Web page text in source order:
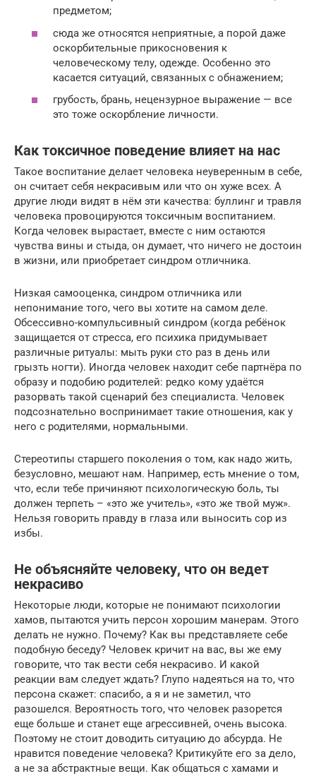
предметом;
сюда же относятся неприятные, а порой даже
оскорбительные прикосновения к
человеческому телу, одежде. Особенно это
касается ситуаций, связанных с обнажением;
грубость, брань, нецензурное выражение — все
это тоже оскорбление личности.
Как токсичное поведение влияет на нас
Такое воспитание делает человека неуверенным в себе,
он считает себя некрасивым или что он хуже всех. А
другие люди видят в нём эти качества: буллинг и травля
человека провоцируются токсичным воспитанием.
Когда человек вырастает, вместе с ним остаются
чувства вины и стыда, он думает, что ничего не достоин
в жизни, или приобретает синдром отличника.
Низкая самооценка, синдром отличника или
непонимание того, чего вы хотите на самом деле.
Обсессивно-компульсивный синдром (когда ребёнок
защищается от стресса, его психика придумывает
различные ритуалы: мыть руки сто раз в день или
грызть ногти). Иногда человек находит себе партнёра по
образу и подобию родителей: редко кому удаётся
разорвать такой сценарий без специалиста. Человек
подсознательно воспринимает такие отношения, как у
него с родителями, нормальными.
Стереотипы старшего поколения о том, как надо жить,
безусловно, мешают нам. Например, есть мнение о том,
что, если тебе причиняют психологическую боль, ты
должен терпеть – «это же учитель», «это же твой муж».
Нельзя говорить правду в глаза или выносить сор из
избы.
Не объясняйте человеку, что он ведет
некрасиво
Некоторые люди, которые не понимают психологии
хамов, пытаются учить персон хорошим манерам. Этого
делать не нужно. Почему? Как вы представляете себе
подобную беседу? Человек кричит на вас, вы же ему
говорите, что так вести себя некрасиво. И какой
реакции вам следует ждать? Глупо надеяться на то, что
персона скажет: спасибо, а я и не заметил, что
разошелся. Вероятность того, что человек разорется
еще больше и станет еще агрессивней, очень высока.
Поэтому не стоит доводить ситуацию до абсурда. Не
нравится поведение человека? Критикуйте его за дело,
а не за абстрактные вещи. Как общаться с хамами и